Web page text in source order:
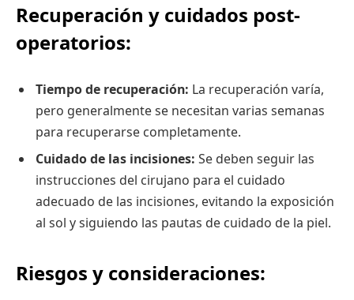
Recuperación y cuidados post-
operatorios:
Tiempo de recuperación: La recuperación varía,
pero generalmente se necesitan varias semanas
para recuperarse completamente.
Cuidado de las incisiones: Se deben seguir las
instrucciones del cirujano para el cuidado
adecuado de las incisiones, evitando la exposición
al sol y siguiendo las pautas de cuidado de la piel.
Riesgos y consideraciones: